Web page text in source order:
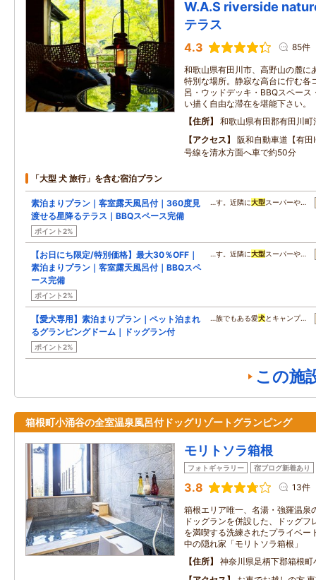
W.A.S riverside
テラス
4.3 85件
和歌山県有田川市、高野山の麓に
特別な場所。静寂な高台に佇む各
呂・ウッドデッキ・BBQスペー
い描く自由な滞在を堪能下さい。
住所
和歌山県有田郡有田川町
アクセス
阪和自動車道【有
号線を清水方面へ車で約50分
「大型 犬 旅行」を含む宿泊プラン
素泊まりプラン｜客室露天風呂付｜360度見
渡せる星降るテラス｜BBQスペース完備
ポイント2%
…す。近隣に大型スーパーや…
【お日にち限定/特別価格】最大30％OFF｜
素泊まりプラン｜客室露天風呂付｜BBQスペ
ース完備
ポイント2%
…す。近隣に大型スーパーや…
【愛犬専用】素泊まりプラン｜ペット泊まれ
るグランピングドーム｜ドッグラン付
ポイント2%
…族でもある愛犬とキャンプ…
この施
箱根町小涌谷の全室温泉風呂付ドッグリゾートグランピング
モリトソラ箱根
フォトギャラリー 宿ブログ新着あり
3.8 13件
箱根エリア唯一、名湯・強羅温泉
ドッグランを併設した、ドッグ
を満喫する洗練されたプライベー
中の隠れ家「モリトソラ箱根」
住所
神奈川県足柄下郡箱根町